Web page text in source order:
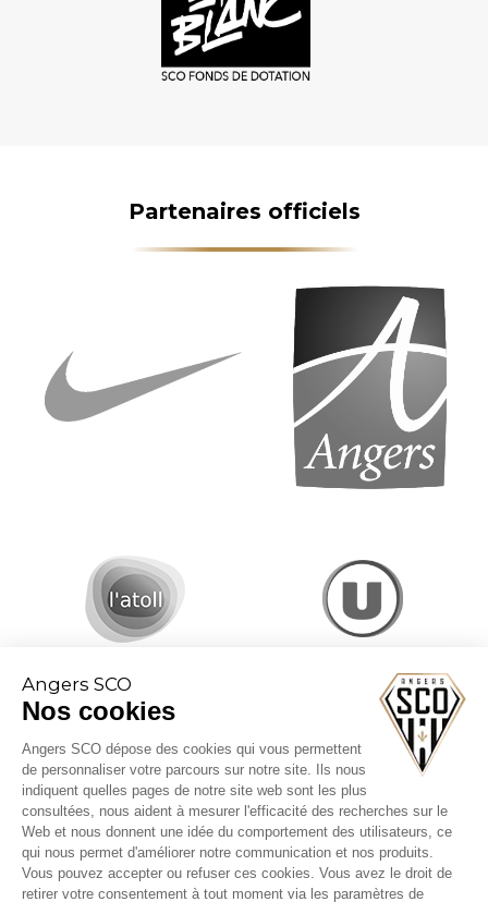
Angers SCO
Nos cookies
Angers SCO dépose des cookies qui vous permettent
de personnaliser votre parcours sur notre site. Ils nous
indiquent quelles pages de notre site web sont les plus
consultées, nous aident à mesurer l'efficacité des recherches sur le
Web et nous donnent une idée du comportement des utilisateurs, ce
qui nous permet d'améliorer notre communication et nos produits.
Vous pouvez accepter ou refuser ces cookies. Vous avez le droit de
retirer votre consentement à tout moment via les paramètres de
Partenaires officiels
CGV billetterie
Mentions légales
Politique cookies